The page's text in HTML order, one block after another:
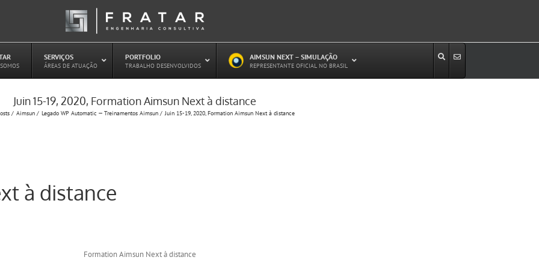
SERVIÇOS
ÁREAS DE ATUAÇÃO
Estudo de Concessões Rodoviárias
Estudo de Capacidade (HCM)
PORTFOLIO
TRABALHO DESENVOLVIDOS
AIMSUN NEXT – SIMULAÇÃO
REPRESENTANTE OFICIAL NO BRASIL
Juin 15-19, 2020, Formation Aimsun Next à distance
Aimsun Legado WP Automatic — Treinamentos Aimsun Juin 15-19, 2020, Formation Aimsun Next à distance
à distance